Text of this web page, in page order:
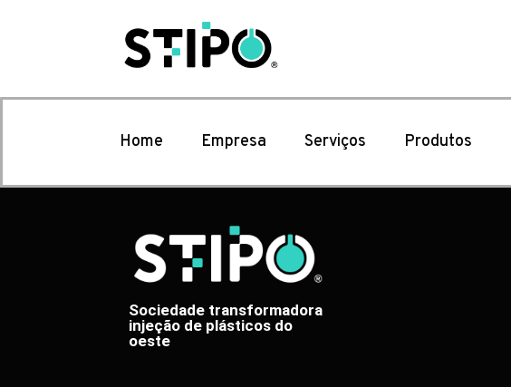
Home Empresa Serviços Produtos
Sociedade transformadora
injeção de plásticos do
oeste